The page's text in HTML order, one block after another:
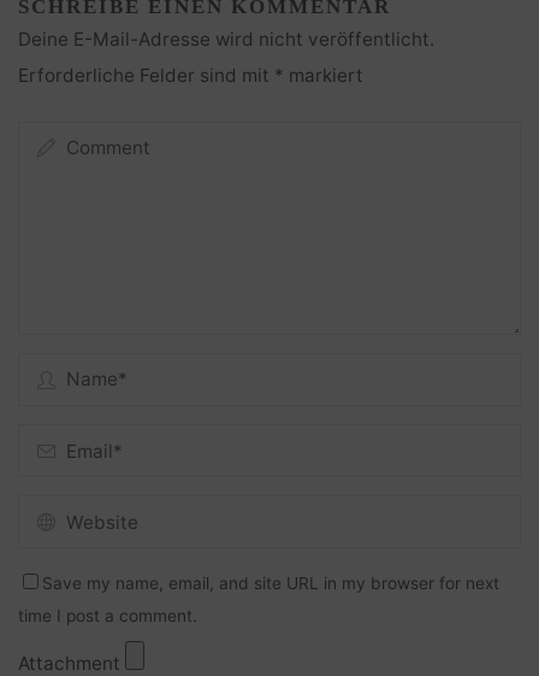
SCHREIBE EINEN KOMMENTAR
Deine E-Mail-Adresse wird nicht veröffentlicht.
Erforderliche Felder sind mit * markiert
Save my name, email, and site URL in my browser for next
time I post a comment.
Attachment